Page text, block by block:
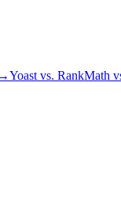
Yoast vs. RankMath